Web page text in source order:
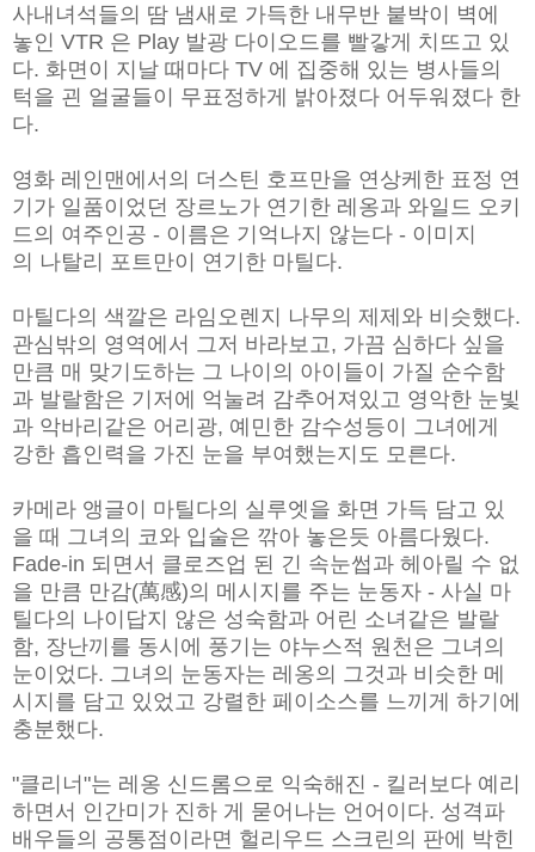
사내녀석들의 땀 냄새로 가득한 내무반 붙박이 벽에
놓인 VTR 은 Play 발광 다이오드를 빨갛게 치뜨고 있
다. 화면이 지날 때마다 TV 에 집중해 있는 병사들의
턱을 괸 얼굴들이 무표정하게 밝아졌다 어두워졌다 한
다.
영화 레인맨에서의 더스틴 호프만을 연상케한 표정 연
기가 일품이었던 장르노가 연기한 레옹과 와일드 오키
드의 여주인공 - 이름은 기억나지 않는다 - 이미지
의 나탈리 포트만이 연기한 마틸다.
마틸다의 색깔은 라임오렌지 나무의 제제와 비슷했다.
관심밖의 영역에서 그저 바라보고, 가끔 심하다 싶을
만큼 매 맞기도하는 그 나이의 아이들이 가질 순수함
과 발랄함은 기저에 억눌려 감추어져 있고 영악한 눈빛
과 악바리같은 어리광, 예민한 감수성등이 그녀에게
강한 흡인력을 가진 눈을 부여했는지도 모른다.
카메라 앵글이 마틸다의 실루엣을 화면 가득 담고 있
을 때 그녀의 코와 입술은 깎아 놓은듯 아름다웠다.
Fade-in 되면서 클로즈업 된 긴 속눈썹과 헤아릴 수 없
을 만큼 만감(萬感)의 메시지를 주는 눈동자 - 사실 마
틸다의 나이답지 않은 성숙함과 어린 소녀같은 발랄
함, 장난끼를 동시에 풍기는 야누스적 원천은 그녀의
눈이었다. 그녀의 눈동자는 레옹의 그것과 비슷한 메
시지를 담고 있었고 강렬한 페이소스를 느끼게 하기에
충분했다.
"클리너"는 레옹 신드롬으로 익숙해진 - 킬러보다 예리
하면서 인간미가 진하 게 묻어나는 언어이다. 성격파
배우들의 공통점이라면 헐리우드 스크린의 판에 박힌